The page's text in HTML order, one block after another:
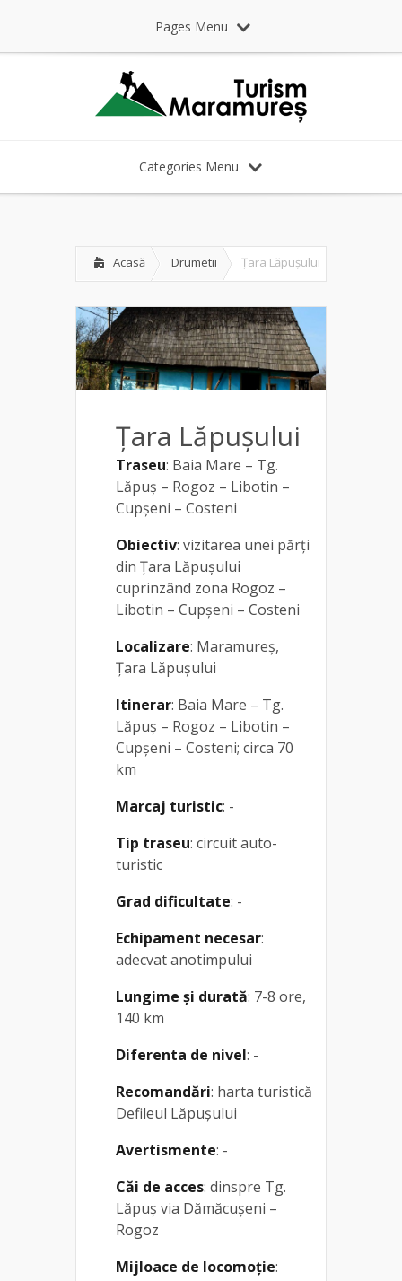
Pages Menu
Categories Menu
Acasă Drumetii Țara Lăpușului
Țara Lăpușului
Traseu: Baia Mare – Tg.
Lăpuș – Rogoz – Libotin –
Cupșeni – Costeni
Obiectiv: vizitarea unei părți
din Țara Lăpușului
cuprinzând zona Rogoz –
Libotin – Cupșeni – Costeni
Localizare: Maramureș,
Țara Lăpușului
Itinerar: Baia Mare – Tg.
Lăpuș – Rogoz – Libotin –
Cupșeni – Costeni; circa 70
km
Marcaj turistic: -
Tip traseu: circuit auto-
turistic
Grad dificultate: -
Echipament necesar:
adecvat anotimpului
Lungime și durată: 7-8 ore,
140 km
Diferenta de nivel: -
Recomandări: harta turistică
Defileul Lăpușului
Avertismente: -
Căi de acces: dinspre Tg.
Lăpuș via Dămăcușeni –
Rogoz
Mijloace de locomoție: